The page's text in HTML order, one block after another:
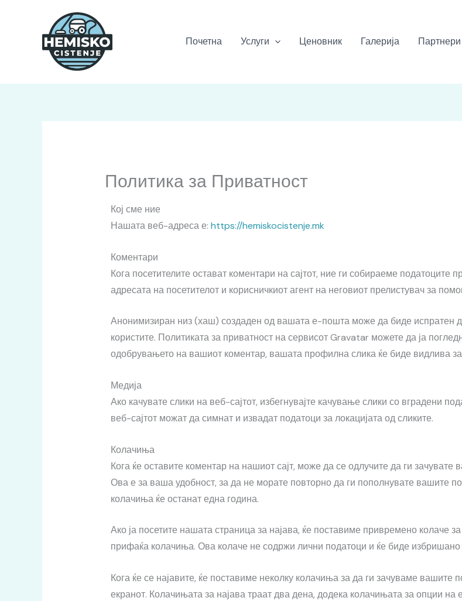
Почетна Услуги Ценовник Галерија Партнери
Политика за Приватност
Кој сме ние
Нашата веб-адреса е: https://hemiskocistenje.mk
Коментари
Кога посетителите остават коментари на сајтот, ние ги собираеме податоците
адресата на посетителот и корисничкиот агент на неговиот прелистувач за
Анонимизиран низ (хаш) создаден од вашата е-пошта може да биде испратен
користите. Политиката за приватност на сервисот Gravatar можете да ја
одобрувањето на вашиот коментар, вашата профилна слика ќе биде видлива за
Медија
Ако качувате слики на веб-сајтот, избегнувајте качување слики со вградени
веб-сајтот можат да симнат и извадат податоци за локацијата од сликите.
Колачиња
Кога ќе оставите коментар на нашиот сајт, може да се одлучите да ги
Ова е за ваша удобност, за да не морате повторно да ги пополнувате вашите
колачиња ќе останат една година.
Ако ја посетите нашата страница за најава, ќе поставиме привремено колаче
прифаќа колачиња. Ова колаче не содржи лични податоци и ќе биде избришано
Кога ќе се најавите, ќе поставиме неколку колачиња за да ги зачуваме вашите
екранот. Колачињата за најава траат два дена, додека колачињата за опции на